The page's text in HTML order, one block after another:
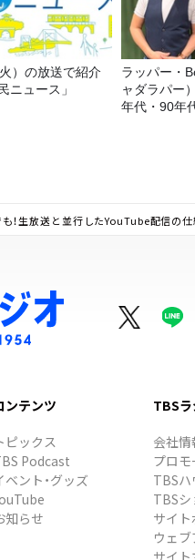
）の放送で紹介
ニュース」
ラッパー・
ャダラパー
年代・90年
！生放送と並行したYouTube配信の仕
ンテンツ
ピックス
Podcast
ベント・グッズ
知らせ
TBS
会社情
プロ
TBSハ
TBSシ
サイト
ウェ
サイ